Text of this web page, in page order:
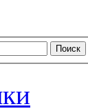
Поиск